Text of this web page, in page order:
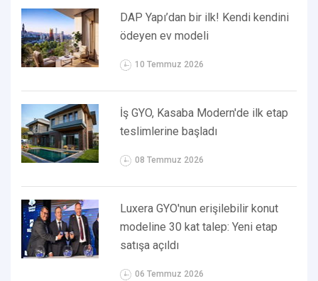
DAP Yapı’dan bir ilk! Kendi kendini
ödeyen ev modeli
10 Temmuz 2026
İş GYO, Kasaba Modern'de ilk etap
teslimlerine başladı
08 Temmuz 2026
Luxera GYO'nun erişilebilir konut
modeline 30 kat talep: Yeni etap
satışa açıldı
06 Temmuz 2026